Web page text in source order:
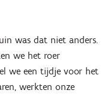
was dat niet anders.
we het roer
we een tijdje voor het
werkten onze